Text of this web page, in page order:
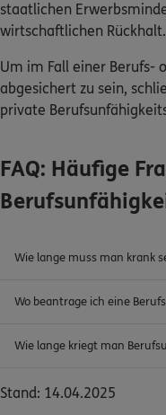
staatlichen
wirtschaftlichen Rückhalt.
Um im Fall einer Berufs-
abgesichert zu sein,
private
FAQ: Häufige
Wie lange muss man krank
Wo beantrage ich eine
Wie lange kriegt man
Stand: 14.04.2025